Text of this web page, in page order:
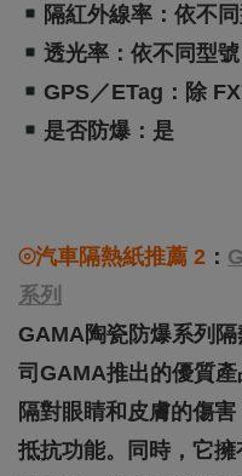
隔紅外線率：依不
透光率：依不同型
GPS／eTag：除
是否防爆：是
⦾汽車隔熱紙推薦 2 ：
系列
GAMA陶瓷防爆系列
司GAMA推出的優質
隔對眼睛和皮膚的傷
抵抗功能。同時，它